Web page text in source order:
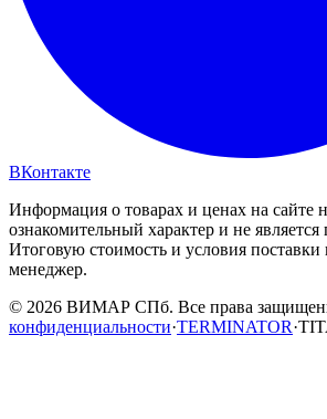
ВКонтакте
Информация о товарах и ценах на сайте
ознакомительный характер и не
Итоговую стоимость и условия поставки
менеджер.
© 2026 ВИМАР СПб. Все права
конфиденциальности·TERMINATOR·